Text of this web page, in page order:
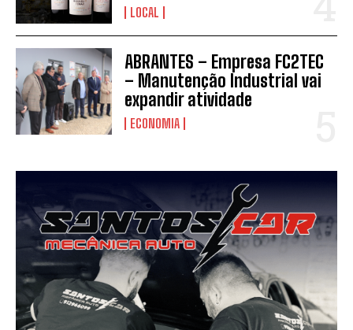
LOCAL
ABRANTES – Empresa FC2TEC
– Manutenção Industrial vai
expandir atividade
ECONOMIA